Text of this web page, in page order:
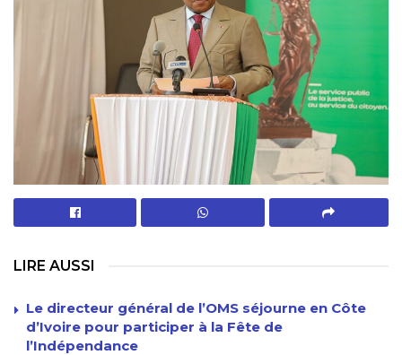
LIRE AUSSI
Le directeur général de l’OMS séjourne en Côte
d’Ivoire pour participer à la Fête de
l’Indépendance